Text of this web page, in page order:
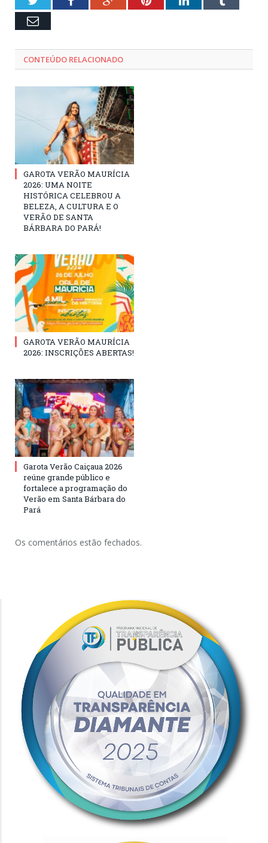
Email
CONTEÚDO RELACIONADO
GAROTA VERÃO MAURÍCIA
2026: UMA NOITE
HISTÓRICA CELEBROU A
BELEZA, A CULTURA E O
VERÃO DE SANTA
BÁRBARA DO PARÁ!
GAROTA VERÃO MAURÍCIA
2026: INSCRIÇÕES ABERTAS!
Garota Verão Caiçaua 2026
reúne grande público e
fortalece a programação do
Verão em Santa Bárbara do
Pará
Os comentários estão fechados.